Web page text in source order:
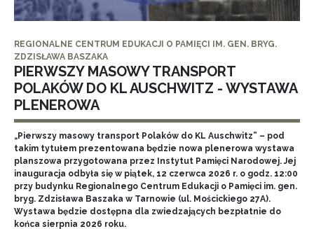
REGIONALNE CENTRUM EDUKACJI O PAMIĘCI IM. GEN. BRYG.
ZDZISŁAWA BASZAKA
PIERWSZY MASOWY TRANSPORT
POLAKÓW DO KL AUSCHWITZ - WYSTAWA
PLENEROWA
„Pierwszy masowy transport Polaków do KL Auschwitz” – pod
takim tytułem prezentowana będzie nowa plenerowa wystawa
planszowa przygotowana przez Instytut Pamięci Narodowej. Jej
inauguracja odbyła się w piątek, 12 czerwca 2026 r. o godz. 12:00
przy budynku Regionalnego Centrum Edukacji o Pamięci im. gen.
bryg. Zdzisława Baszaka w Tarnowie (ul. Mościckiego 27A).
Wystawa będzie dostępna dla zwiedzających bezpłatnie do
końca sierpnia 2026 roku.